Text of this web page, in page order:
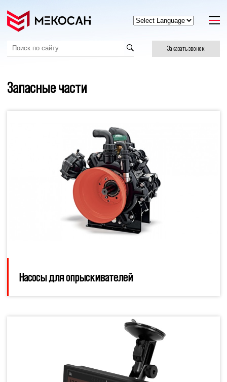
Заказать звонок
Запасные части
Насосы для опрыскивателей